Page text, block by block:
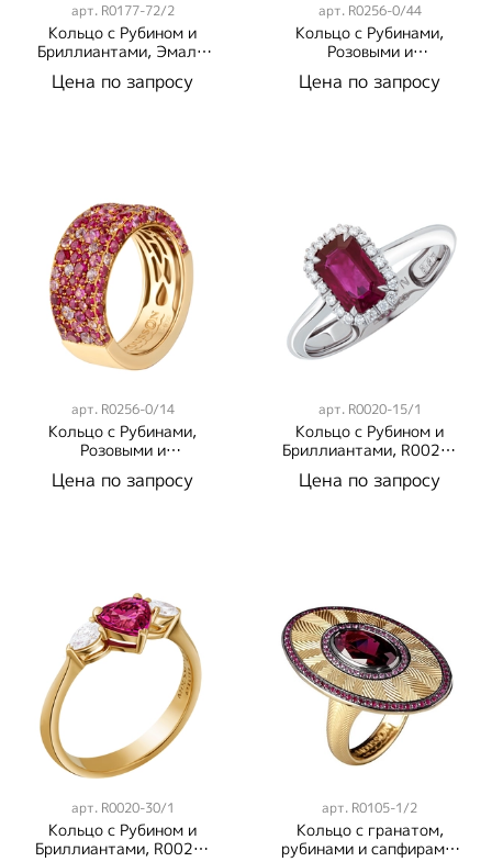
арт. R0177-72/2
Кольцо с Рубином и
Бриллиантами, Эмаль,
Цена по запросу
арт. R0256-0/44
Кольцо с Рубинами,
Розовыми и
Сапфирами, R0256-
Цена по запросу
арт. R0256-0/14
Кольцо с Рубинами,
Розовыми и
Сапфирами, R0256-
Цена по запросу
арт. R0020-15/1
Кольцо с Рубином и
Бриллиантами, R0020-
Цена по запросу
арт. R0020-30/1
Кольцо с Рубином и
Бриллиантами, R0020-
арт. R0105-1/2
Кольцо с гранатом,
рубинами и сапфирами,